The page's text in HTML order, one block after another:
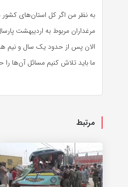
به نظر من اگر کل استان‌های کشور
مرغداران مربوط به اردیبهشت
الان پس از حدود یک سال و نیم
ما باید تلاش کنیم مسائل آن‌ها را
مرتبط